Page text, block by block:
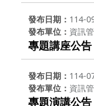
發布日期 114-
發布單位
資訊
專題講座公告
發布日期 114-
發布單位
資訊
專題演講公告